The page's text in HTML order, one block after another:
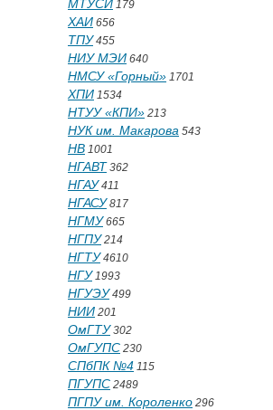
МТУСИ 179
ХАИ 656
ТПУ455
НИУ МЭИ 640
НМСУ «Горный» 1701
ХПИ 1534
НТУУ «КПИ» 213
НУК им. Макарова 543
НВ 1001
НГАВТ 362
НГАУ411
НГАСУ817
НГМУ665
НГПУ214
НГТУ4610
НГУ1993
НГУЭУ499
НИИ 201
ОмГТУ302
ОмГУПС 230
СПбПК №4 115
ПГУПС 2489
ПГПУ им. Короленко 296